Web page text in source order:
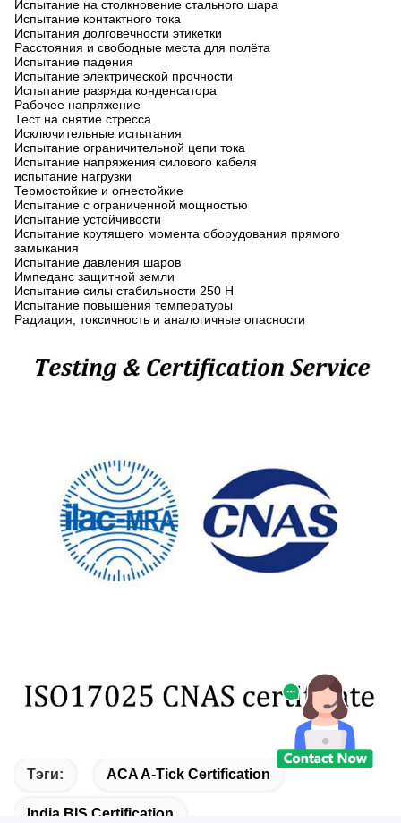
Испытание на столкновение стального шара
Испытание контактного тока
Испытания долговечности этикетки
Расстояния и свободные места для полёта
Испытание падения
Испытание электрической прочности
Испытание разряда конденсатора
Рабочее напряжение
Тест на снятие стресса
Исключительные испытания
Испытание ограничительной цепи тока
Испытание напряжения силового кабеля
испытание нагрузки
Термостойкие и огнестойкие
Испытание с ограниченной мощностью
Испытание устойчивости
Испытание крутящего момента оборудования прямого
замыкания
Испытание давления шаров
Импеданс защитной земли
Испытание силы стабильности 250 Н
Испытание повышения температуры
Радиация, токсичность и аналогичные опасности
Тэги: ACA A-Tick Certification
India BIS Certification